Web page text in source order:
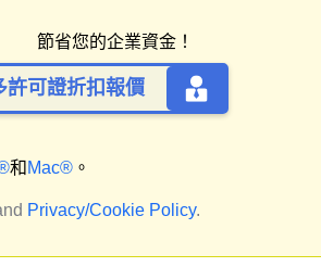
節省您的企業資金！
許可證折扣報價
和 Mac® 。
Privacy/Cookie Policy.